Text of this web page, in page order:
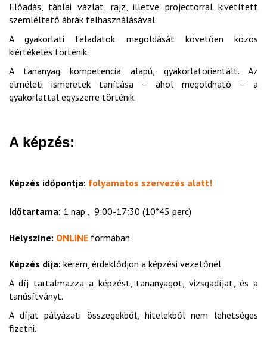
Előadás, táblai vázlat, rajz, illetve projectorral kivetített
szemléltető ábrák felhasználásával.
A gyakorlati feladatok megoldását követően közös
kiértékelés történik.
A tananyag kompetencia alapú, gyakorlatorientált. Az
elméleti ismeretek tanítása – ahol megoldható – a
gyakorlattal egyszerre történik.
A képzés:
Képzés időpontja: folyamatos szervezés alatt!
Időtartama: 1 nap , 9:00-17:30 (10*45 perc)
Helyszíne: ONLINE formában.
Képzés díja: kérem, érdeklődjön a képzési vezetőnél
A díj tartalmazza a képzést, tananyagot, vizsgadíjat, és a
tanúsítványt.
A díjat pályázati összegekből, hitelekből nem lehetséges
fizetni.